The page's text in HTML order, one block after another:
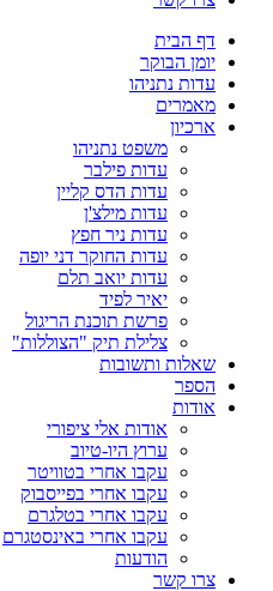
דף הבית
יומן הבוקר
עדות נתניהו
מאמרים
ארכיון
משפט נתניהו
עדות פילבר
עדות הדס קליין
עדות מילצ'ן
עדות ניר חפץ
עדות החוקר דני יופה
עדות יואב תלם
יאיר לפיד
פרשת תוכנת הריגול
צלילת תיק "הצוללות"
שאלות ותשובות
הספר
אודות
אודות אלי ציפורי
ערוץ היו-טיוב
עקבו אחרי בטוויטר
עקבו אחרי בפייסבוק
עקבו אחרי בטלגרם
עקבו אחרי באינסטגרם
הודעות
צרו קשר